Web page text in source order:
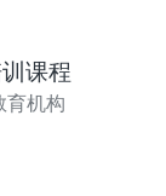
课程
育机构